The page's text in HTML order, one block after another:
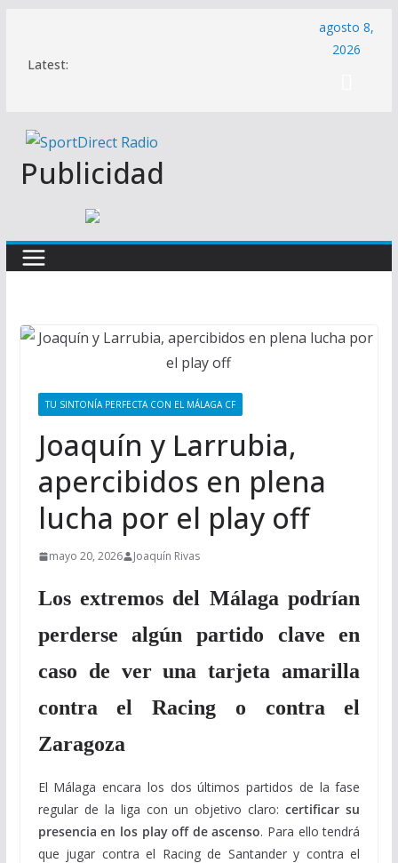
contenido
Latest:
agosto 8,
2026
Publicidad
TU SINTONÍA PERFECTA CON EL MÁLAGA CF
Joaquín y Larrubia,
apercibidos en plena
lucha por el play off
mayo 20, 2026 Joaquín Rivas
Los extremos del Málaga podrían
perderse algún partido clave en
caso de ver una tarjeta amarilla
contra el Racing o contra el
Zaragoza
El Málaga encara los dos últimos partidos de la fase
regular de la liga con un objetivo claro:certificar su
presencia en los play off de ascenso. Para ello tendrá
que jugar contra el Racing de Santander y contra el